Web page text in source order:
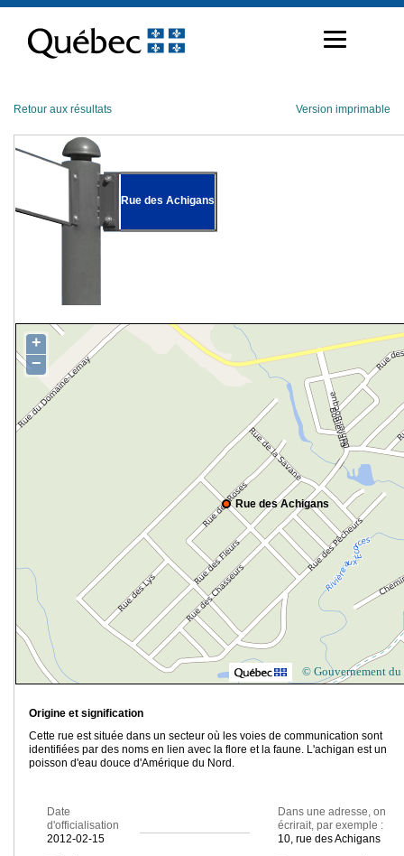
contenu
Retour aux résultats Version imprimable
Rue des Achigans
Rue des Achigans
+
−
© Gouvernement du
Origine et signification
Cette rue est située dans un secteur où les voies de communication sont
identifiées par des noms en lien avec la flore et la faune. L'achigan est un
poisson d'eau douce d'Amérique du Nord.
Date
d'officialisation
2012-02-15
Dans une adresse, on
écrirait, par exemple :
10, rue des Achigans